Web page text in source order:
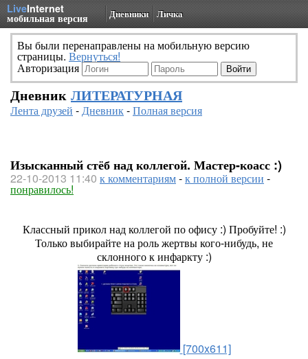
LiveInternet
мобильная версия Дневники Личка
Вы были перенаправлены на мобильную версию
страницы. Вернуться!
Авторизация
Дневник ЛИТЕРАТУРНАЯ
Лента друзей -Дневник-Полная версия
Изысканный стёб над коллегой. Мастер-коасс :)
22-10-2013 11:40 к комментариям-к полной версии -
понравилось!
Классный прикол над коллегой по офису :) Пробуйте! :)
Только выбирайте на роль жертвы кого-нибудь, не
склонного к инфаркту :)
[700x611]